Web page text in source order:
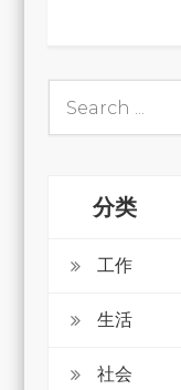
分类
工作
生活
社会